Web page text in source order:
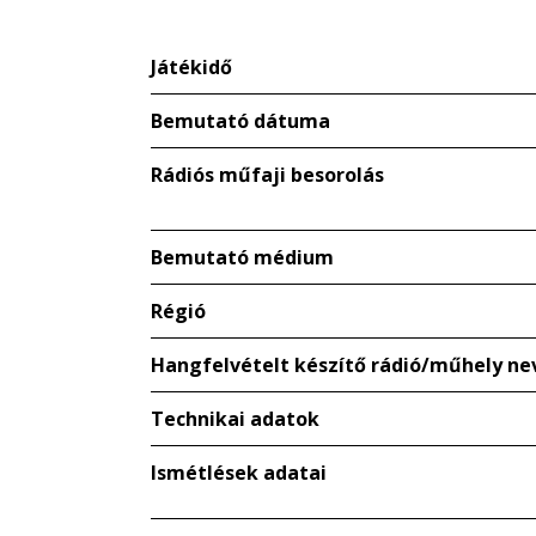
Játékidő
Bemutató dátuma
Rádiós műfaji besorolás
Bemutató médium
Régió
Hangfelvételt készítő rádió/műhely
Technikai adatok
Ismétlések adatai